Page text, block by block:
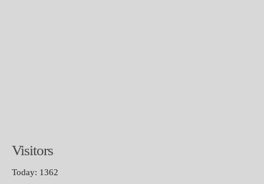
Visitors
Today: 1362